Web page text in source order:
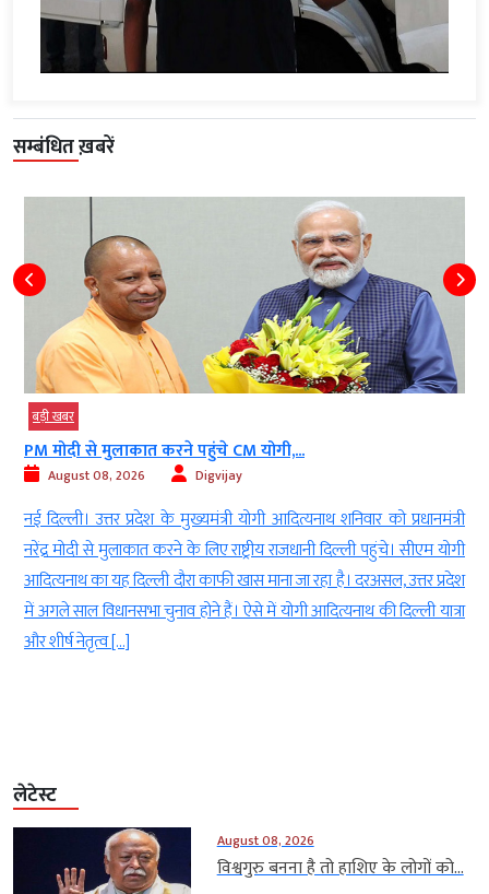
सम्बंधित ख़बरें
बड़ी खबर
PM मोदी से मुलाकात करने पहुंचे CM योगी,...
August 08, 2026 Digvijay
नई दिल्ली। उत्तर प्रदेश के मुख्यमंत्री योगी आदित्यनाथ शनिवार को प्रधानमंत्री
नरेंद्र मोदी से मुलाकात करने के लिए राष्ट्रीय राजधानी दिल्ली पहुंचे। सीएम योगी
आदित्यनाथ का यह दिल्ली दौरा काफी खास माना जा रहा है। दरअसल, उत्तर प्रदेश
में अगले साल विधानसभा चुनाव होने हैं। ऐसे में योगी आदित्यनाथ की दिल्ली यात्रा
और शीर्ष नेतृत्व […]
लेटेस्ट
August 08, 2026
विश्वगुरु बनना है तो हाशिए के लोगों को...